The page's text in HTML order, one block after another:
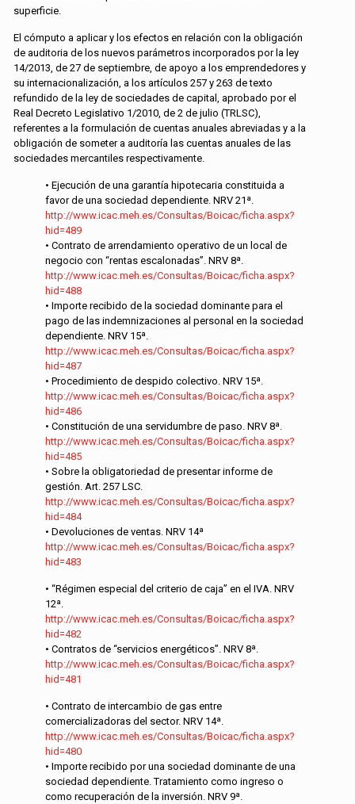
superficie.
El cómputo a aplicar y los efectos en relación con la obligación
de auditoria de los nuevos parámetros incorporados por la ley
14/2013, de 27 de septiembre, de apoyo a los emprendedores y
su internacionalización, a los artículos 257 y 263 de texto
refundido de la ley de sociedades de capital, aprobado por el
Real Decreto Legislativo 1/2010, de 2 de julio (TRLSC),
referentes a la formulación de cuentas anuales abreviadas y a la
obligación de someter a auditoría las cuentas anuales de las
sociedades mercantiles respectivamente.
• Ejecución de una garantía hipotecaria constituida a
favor de una sociedad dependiente. NRV 21ª.
http://www.icac.meh.es/Consultas/Boicac/ficha.aspx?
hid=489
• Contrato de arrendamiento operativo de un local de
negocio con “rentas escalonadas”. NRV 8ª.
http://www.icac.meh.es/Consultas/Boicac/ficha.aspx?
hid=488
• Importe recibido de la sociedad dominante para el
pago de las indemnizaciones al personal en la sociedad
dependiente. NRV 15ª.
http://www.icac.meh.es/Consultas/Boicac/ficha.aspx?
hid=487
• Procedimiento de despido colectivo. NRV 15ª.
http://www.icac.meh.es/Consultas/Boicac/ficha.aspx?
hid=486
• Constitución de una servidumbre de paso. NRV 8ª.
http://www.icac.meh.es/Consultas/Boicac/ficha.aspx?
hid=485
• Sobre la obligatoriedad de presentar informe de
gestión. Art. 257 LSC.
http://www.icac.meh.es/Consultas/Boicac/ficha.aspx?
hid=484
• Devoluciones de ventas. NRV 14ª
http://www.icac.meh.es/Consultas/Boicac/ficha.aspx?
hid=483
• “Régimen especial del criterio de caja” en el IVA. NRV
12ª.
http://www.icac.meh.es/Consultas/Boicac/ficha.aspx?
hid=482
• Contratos de “servicios energéticos”. NRV 8ª.
http://www.icac.meh.es/Consultas/Boicac/ficha.aspx?
hid=481
• Contrato de intercambio de gas entre
comercializadoras del sector. NRV 14ª.
http://www.icac.meh.es/Consultas/Boicac/ficha.aspx?
hid=480
• Importe recibido por una sociedad dominante de una
sociedad dependiente. Tratamiento como ingreso o
como recuperación de la inversión. NRV 9ª.